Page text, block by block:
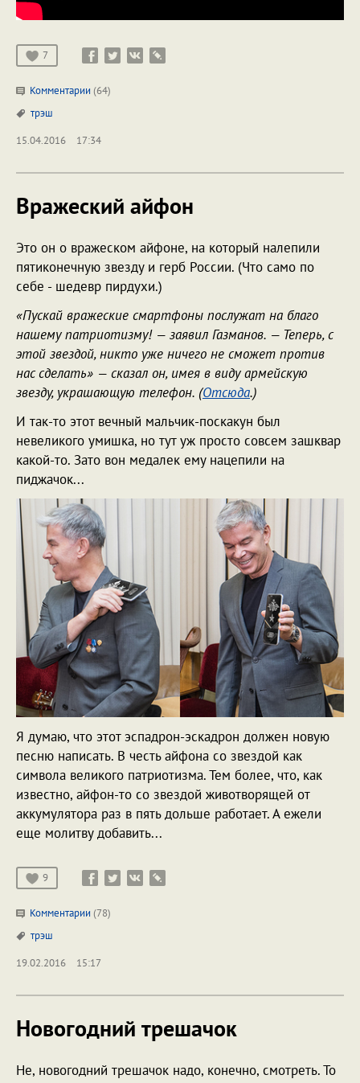
7
Комментарии (64)
трэш
15.04.2016
17:34
Вражеский айфон
Это он о вражеском айфоне, на который налепили
пятиконечную звезду и герб России. (Что само по
себе - шедевр пирдухи.)
«Пускай вражеские смартфоны послужат на благо
нашему патриотизму! — заявил Газманов. — Теперь, с
этой звездой, никто уже ничего не сможет против
нас сделать» — сказал он, имея в виду армейскую
звезду, украшающую телефон. (Отсюда.)
И так-то этот вечный мальчик-поскакун был
невеликого умишка, но тут уж просто совсем зашквар
какой-то. Зато вон медалек ему нацепили на
пиджачок...
Я думаю, что этот эспадрон-эскадрон должен новую
песню написать. В честь айфона со звездой как
символа великого патриотизма. Тем более, что, как
известно, айфон-то со звездой животворящей от
аккумулятора раз в пять дольше работает. А ежели
еще молитву добавить...
9
Комментарии (78)
трэш
19.02.2016
15:17
Новогодний трешачок
Не, новогодний трешачок надо, конечно, смотреть. То